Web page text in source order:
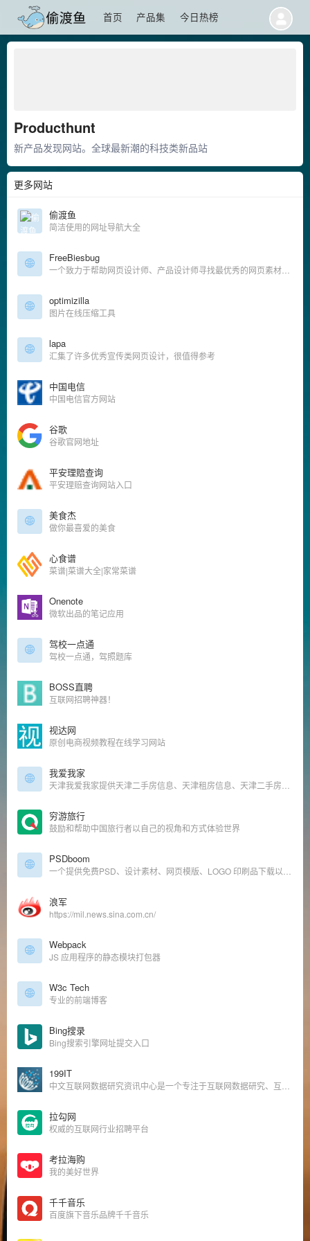
首页 产品集 今日热榜
Producthunt
新产品发现网站。全球最新潮的科技类新品站
更多网站
偷渡鱼
简洁使用的网址导航大全
FreeBiesbug
optimizilla
图片在线压缩工具
lapa
汇集了许多优秀宣传类网页设计，很值得参考
中国电信
中国电信官方网站
谷歌
谷歌官网地址
平安理赔查询
平安理赔查询网站入口
美食杰
做你最喜爱的美食
心食谱
菜谱|菜谱大全|家常菜谱
Onenote
微软出品的笔记应用
驾校一点通
驾校一点通，驾照题库
BOSS直聘
互联网招聘神器！
视达网
原创电商视频教程在线学习网站
我爱我家
穷游旅行
鼓励和帮助中国旅行者以自己的视角和方式体验世界
PSDboom
浪军
https://mil.news.sina.com.cn/
Webpack
JS 应用程序的静态模块打包器
W3c Tech
专业的前端博客
Bing搜录
Bing搜索引擎网址提交入口
199IT
拉勾网
权威的互联网行业招聘平台
考拉海购
我的美好世界
千千音乐
百度旗下音乐品牌千千音乐